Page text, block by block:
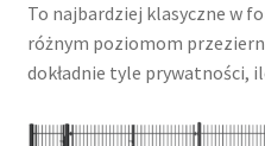
To najbardziej klasyczne w
różnym poziomom
dokładnie tyle prywatności,